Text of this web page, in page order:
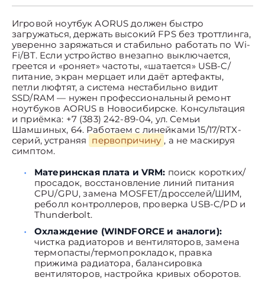
Игровой ноутбук AORUS должен быстро
загружаться, держать высокий FPS без троттлинга,
уверенно заряжаться и стабильно работать по Wi-
Fi/BT. Если устройство внезапно выключается,
греется и «роняет» частоты, «шатается» USB-C/
питание, экран мерцает или даёт артефакты,
петли люфтят, а система нестабильно видит
SSD/RAM — нужен профессиональный ремонт
ноутбуков AORUS в Новосибирске. Консультация
и приёмка: +7 (383) 242-89-04, ул. Семьи
Шамшиных, 64. Работаем с линейками 15/17/RTX-
серий, устраняя первопричину , а не маскируя
симптом.
Материнская плата и VRM: поиск коротких/
просадок, восстановление линий питания
CPU/GPU, замена MOSFET/дросселей/ШИМ,
реболл контроллеров, проверка USB-C/PD и
Thunderbolt.
Охлаждение (WINDFORCE и аналоги):
чистка радиаторов и вентиляторов, замена
термопасты/термопрокладок, правка
прижима радиатора, балансировка
вентиляторов, настройка кривых оборотов.